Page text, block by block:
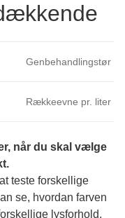
Genbehandlingstør
Rækkeevne pr. liter
når du skal vælge
teste forskellige
se, hvordan farven
lysforhold.